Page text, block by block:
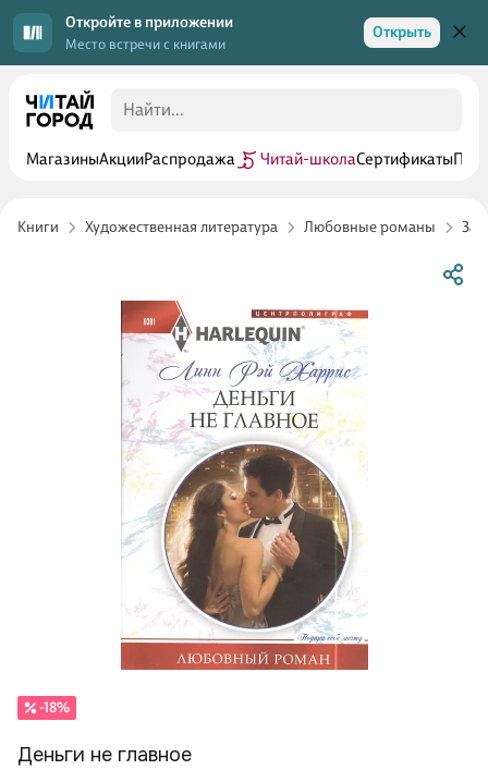
Откройте в приложении
Место встречи с книгами
Открыть
МагазиныАкцииРаспродажа Читай-школаСертификаты
Книги Художественная литература Любовные романы
-18%
Деньги не главное